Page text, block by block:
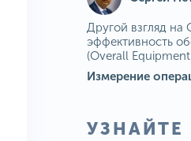
Другой взгляд на
эффективность
(Overall